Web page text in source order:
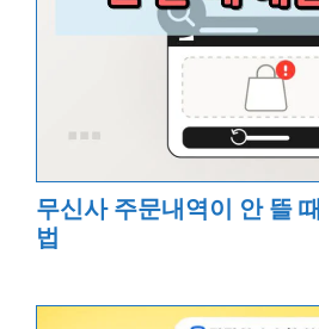
무신사 주문내역이 안 뜰
법